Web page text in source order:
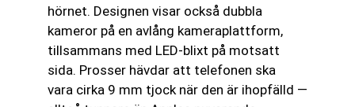
hörnet. Designen visar också dubbla
kameror på en avlång kameraplattform,
tillsammans med LED-blixt på motsatt
sida. Prosser hävdar att telefonen ska
vara cirka 9 mm tjock när den är ihopfälld —